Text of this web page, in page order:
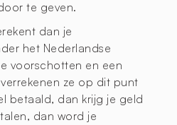
te geven.
dan je
het Nederlandse
voorschotten en een
ze op dit punt
betaald, dan krijg je geld
dan word je